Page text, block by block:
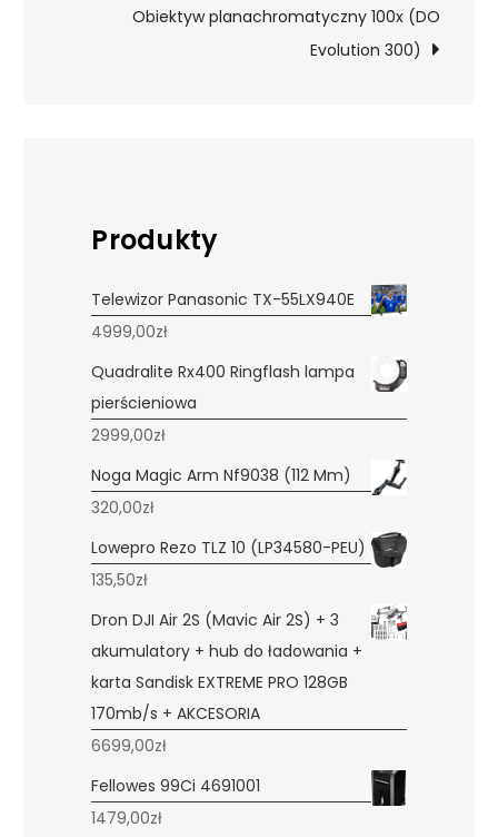
Obiektyw planachromatyczny 100x (DO
Evolution 300)
Produkty
Telewizor Panasonic TX-55LX940E
4999,00zł
Quadralite Rx400 Ringflash lampa
pierścieniowa
2999,00zł
Noga Magic Arm Nf9038 (112 Mm)
320,00zł
Lowepro Rezo TLZ 10 (LP34580-PEU)
135,50zł
Dron DJI Air 2S (Mavic Air 2S) + 3
akumulatory + hub do ładowania +
karta Sandisk EXTREME PRO 128GB
170mb/s + AKCESORIA
6699,00zł
Fellowes 99Ci 4691001
1479,00zł